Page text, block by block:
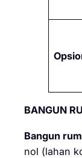
BANGUN
Bangun
nol (lahan